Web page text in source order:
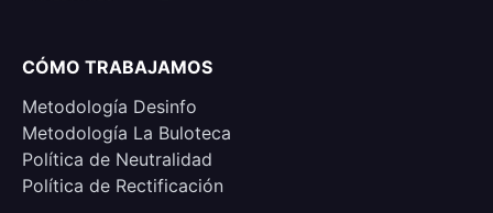
CÓMO TRABAJAMOS
Metodología Desinfo
Metodología La Buloteca
Política de Neutralidad
Política de Rectificación